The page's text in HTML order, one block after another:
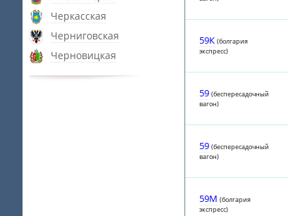
Черкасская
Черниговская
Черновицкая
59К (болгария
экспресс)
59 (беспересадочный
вагон)
59 (беспересадочный
вагон)
59М (болгария
экспресс)